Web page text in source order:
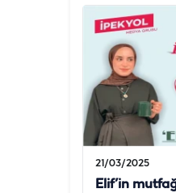
21/03/2025
Elif’in